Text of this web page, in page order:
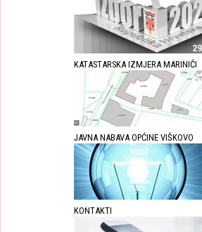
KATASTARSKA IZMJERA MARINIĆI
JAVNA NABAVA OPĆINE VIŠKOVO
KONTAKTI